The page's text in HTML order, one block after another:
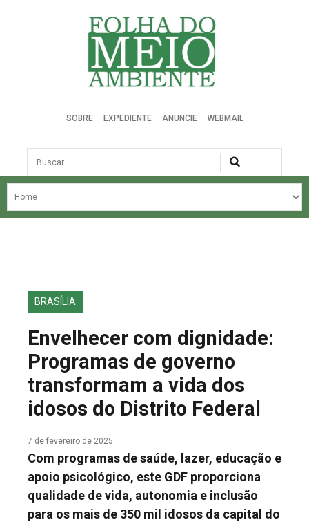
Folha do Meio Ambiente
SOBRE EXPEDIENTE ANUNCIE WEBMAIL
Busca
NOSSA HISTÓRIA
EDIÇÕES ANTERIORES
FALE CONOSCO
BRASÍLIA
Envelhecer com dignidade:
Programas de governo
transformam a vida dos
idosos do Distrito Federal
7 de fevereiro de 2025
Com programas de saúde, lazer, educação e
apoio psicológico, este GDF proporciona
qualidade de vida, autonomia e inclusão
para os mais de 350 mil idosos da capital do